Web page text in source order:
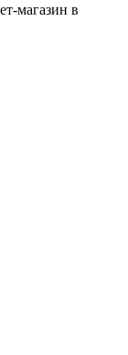
магазин в